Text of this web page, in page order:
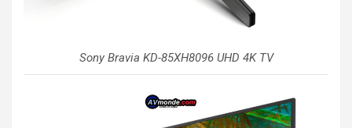
Sony Bravia KD-85XH8096 UHD 4K TV